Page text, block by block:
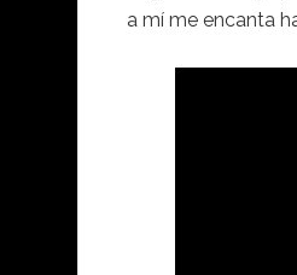
a mí me encanta